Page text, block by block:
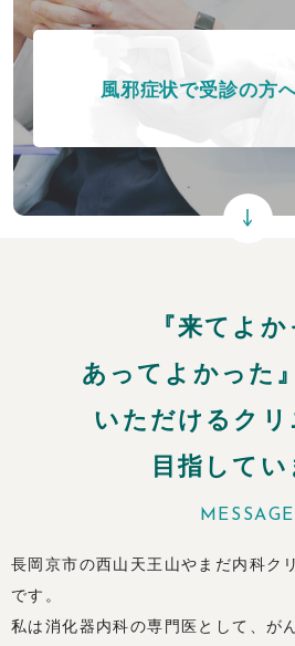
風邪症状で受診の方
『来てよか
あってよかった
いただけるクリ
目指してい
MESSAGE
長岡京市の西山天王山やまだ内科ク
です。
私は消化器内科の専門医として、が